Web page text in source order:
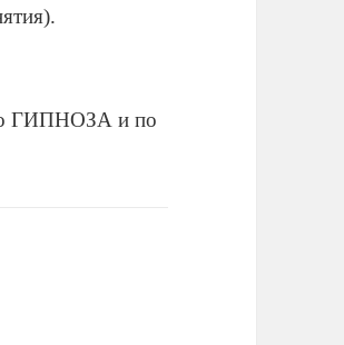
ГИПНОЗА и по